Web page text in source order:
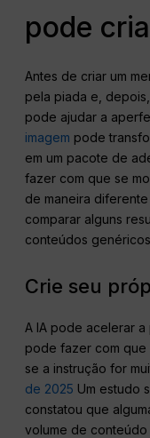
pode
Antes de criar um
pela piada e,
pode ajudar a
imagem pode
em um pacote de
fazer com que se
de maneira diferente
comparar alguns
conteúdos
Crie seu
A IA pode acelerar a
pode fazer com
se a instrução for
de 2025 Um estudo
constatou que
volume de conteúdo